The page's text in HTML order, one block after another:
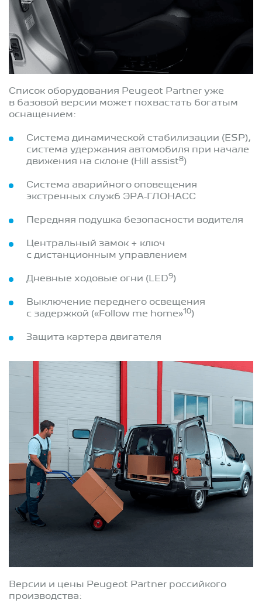
Список оборудования Peugeot Partner уже
в базовой версии может похвастать богатым
оснащением:
Система динамической стабилизации (ESP),
система удержания автомобиля при начале
движения на склоне (Hill assist8 )
Система аварийного оповещения
экстренных служб ЭРА-ГЛОНАСС
Передняя подушка безопасности водителя
Центральный замок + ключ
с дистанционным управлением
Дневные ходовые огни (LED9 )
Выключение переднего освещения
с задержкой («Follow me home»10 )
Защита картера двигателя
Версии и цены Peugeot Partner российкого
производства: